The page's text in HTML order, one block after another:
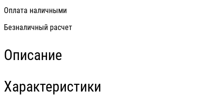
Оплата наличными
Безналичный расчет
Описание
Характеристики